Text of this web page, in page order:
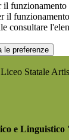
il funzionamento
il
consultare
le preferenze
Liceo Statale
e Linguistico